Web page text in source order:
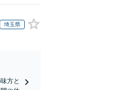
埼玉県
方と